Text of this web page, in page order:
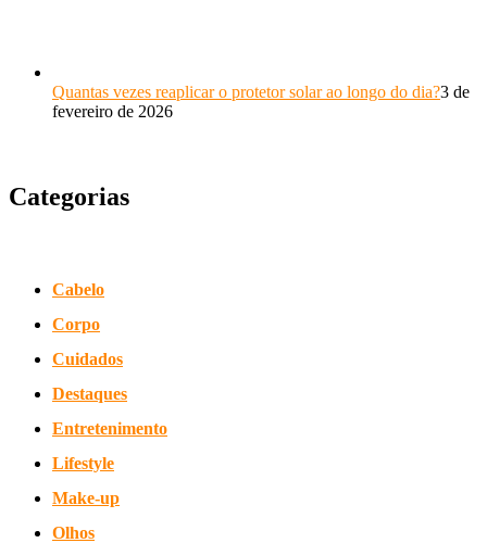
Quantas vezes reaplicar o protetor solar ao longo do dia?3 de
fevereiro de 2026
Categorias
Cabelo
Corpo
Cuidados
Destaques
Entretenimento
Lifestyle
Make-up
Olhos